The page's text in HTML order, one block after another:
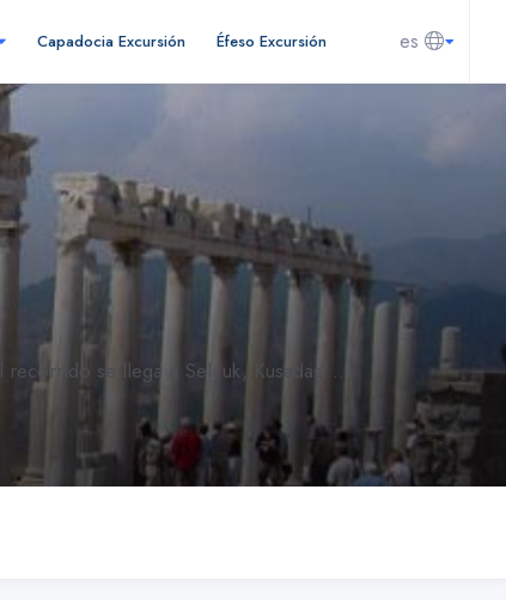
es
Capadocia Excursión Éfeso Excursión
se llega a Selcuk, Kusadasi...